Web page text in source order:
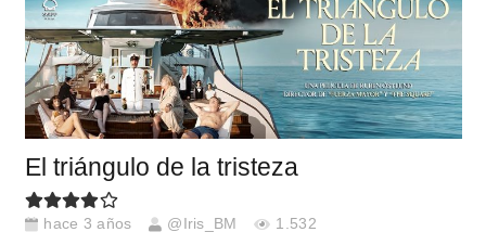
El triángulo de la tristeza
hace 3 años @Iris_BM 1.532